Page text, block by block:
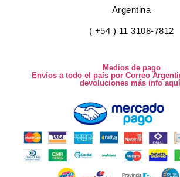
Argentina
( +54 ) 11 3108-7812
Medios de pago
Envíos a todo el país por Correo
devoluciones más info